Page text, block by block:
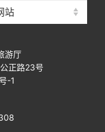
站
游厅
正路23号
-1